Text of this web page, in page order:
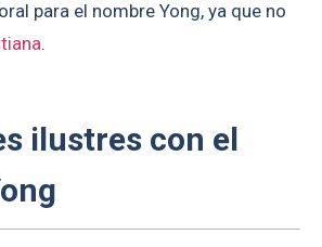
para el nombre Yong, ya que no
.
ilustres con el